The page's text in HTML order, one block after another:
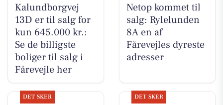
Kalundborgvej
13D er til salg for
kun 645.000 kr.:
Se de billigste
boliger til salg i
Fårevejle her
Netop kommet til
salg: Rylelunden
8A en af
Fårevejles dyreste
adresser
DET SKER DET SKER